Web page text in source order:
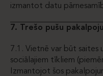
izmantot datu
7. Trešo pušu
7.1. Vietnē var būt saites
sociālajiem tīkliem
Izmantojot šos